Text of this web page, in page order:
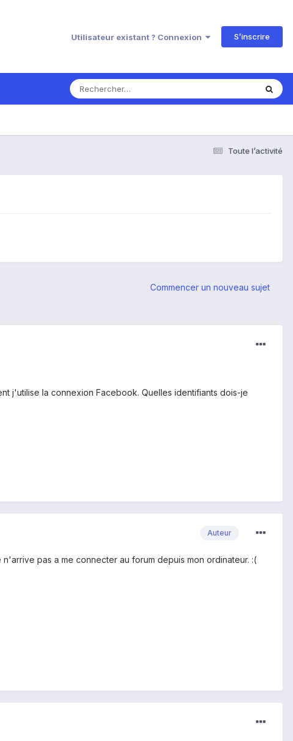
Utilisateur existant ? Connexion S’inscrire
Toute l’activité
Commencer un nouveau sujet
j'utilise la connexion Facebook. Quelles identifiants dois-je
Auteur
pas a me connecter au forum depuis mon ordinateur. :(